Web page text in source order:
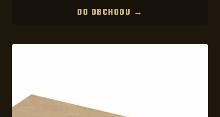
DO OBCHODU →